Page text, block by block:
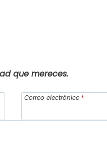
que mereces.
Correo electrónico*